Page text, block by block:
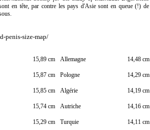
en tête, par contre les pays d'Asie sont en queue (!) de
penis-size-map/
15,89 cm Allemagne 14,48 cm
15,87 cm Pologne 14,29 cm
15,85 cm Algérie 14,19 cm
15,74 cm Autriche 14,16 cm
15,29 cm Turquie 14,11 cm